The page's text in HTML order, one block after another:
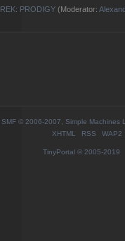
PRODIGY (Moderator:
SMF © 2006-2007, Simple Machines
XHTML
RSS WAP2
TinyPortal © 2005-2019